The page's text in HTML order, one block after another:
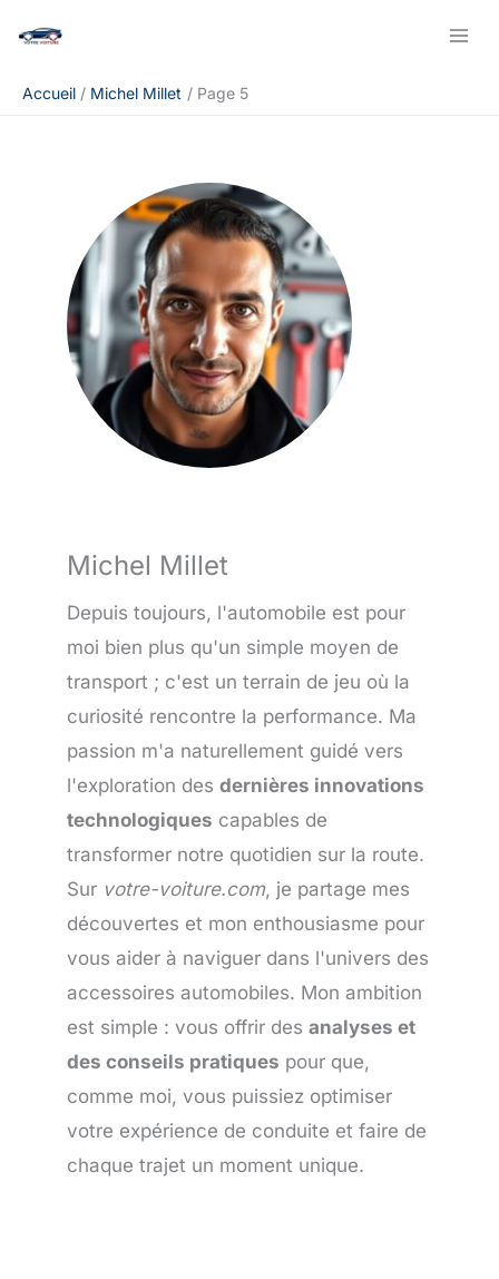
Accueil
Michel Millet Page 5
Michel Millet
Depuis toujours, l'automobile est pour
moi bien plus qu'un simple moyen de
transport ; c'est un terrain de jeu où la
curiosité rencontre la performance. Ma
passion m'a naturellement guidé vers
l'exploration des dernières innovations
technologiques capables de
transformer notre quotidien sur la route.
Sur votre-voiture.com, je partage mes
découvertes et mon enthousiasme pour
vous aider à naviguer dans l'univers des
accessoires automobiles. Mon ambition
est simple : vous offrir des analyses et
des conseils pratiques pour que,
comme moi, vous puissiez optimiser
votre expérience de conduite et faire de
chaque trajet un moment unique.